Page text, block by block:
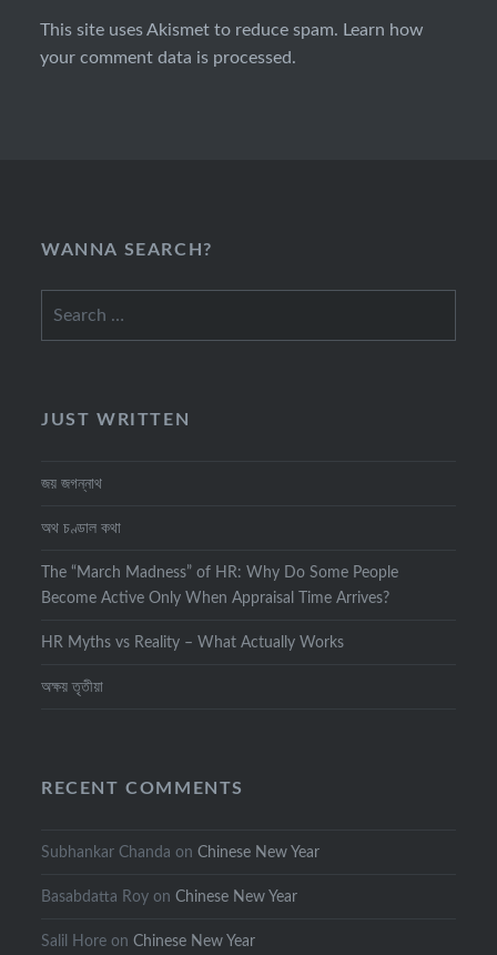
This site uses Akismet to reduce spam. Learn how
your comment data is processed.
WANNA SEARCH?
JUST WRITTEN
জয় জগন্নাথ
অথ চণ্ডাল কথা
The “March Madness” of HR: Why Do Some People
Become Active Only When Appraisal Time Arrives?
HR Myths vs Reality – What Actually Works
অক্ষয় তৃতীয়া
RECENT COMMENTS
Subhankar Chanda onChinese New Year
Basabdatta Roy onChinese New Year
Salil Hore onChinese New Year